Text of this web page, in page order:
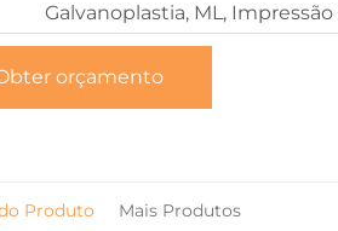
Galvanoplastia, ML,
orçamento
Produto Mais Produtos